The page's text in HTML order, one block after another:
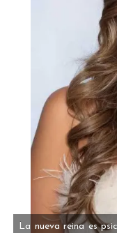
La nueva reina es